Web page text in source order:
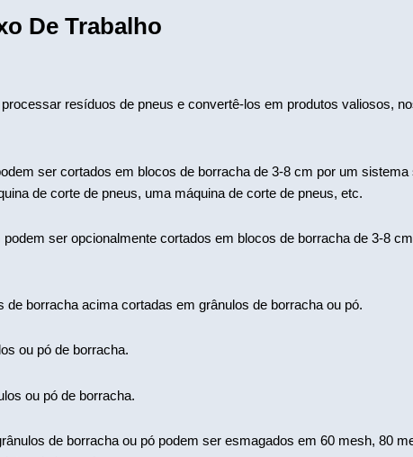
De Trabalho
resíduos de pneus e convertê-los em produtos valiosos,
ser cortados em blocos de borracha de 3-8 cm por um
de corte de pneus, uma máquina de corte de pneus, etc.
ser opcionalmente cortados em blocos de borracha de 3-8
borracha acima cortadas em grânulos de borracha ou pó.
ou pó de borracha.
ou pó de borracha.
de borracha ou pó podem ser esmagados em 60 mesh, 80